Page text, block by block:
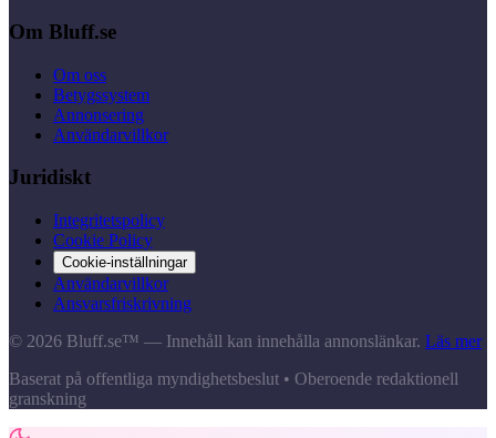
Om Bluff.se
Om oss
Betygssystem
Annonsering
Användarvillkor
Juridiskt
Integritetspolicy
Cookie Policy
Cookie-inställningar
Användarvillkor
Ansvarsfriskrivning
© 2026 Bluff.se™ — Innehåll kan innehålla annonslänkar. Läs mer
Baserat på offentliga myndighetsbeslut • Oberoende redaktionell
granskning